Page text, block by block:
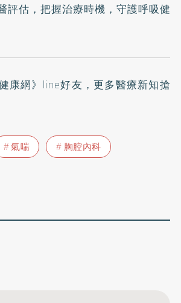
評估，把握治療時機，守護呼吸健
康網》line好友 ，更多醫療新知搶
氣喘
胸腔內科